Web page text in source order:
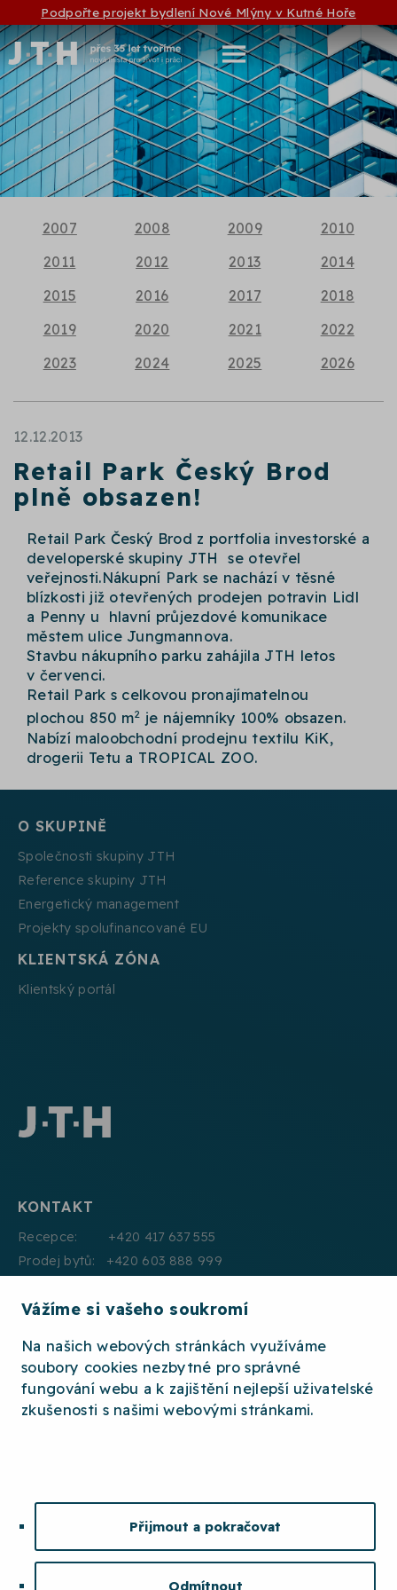
Vážíme si vašeho soukromí
Na našich webových stránkách využíváme
soubory cookies nezbytné pro správné
fungování webu a k zajištění nejlepší uživatelské
zkušenosti s našimi webovými stránkami.
Přijmout a pokračovat
Odmítnout
Podpořte projekt bydlení Nové Mlýny v Kutné Hoře
2007 2008 2009
2010
2011
2012 2013
2014
2015
2016 2017
2018
2019
2020 2021
2022
2023
2024 2025 2026
12.12.2013
Retail Park Český Brod
plně obsazen!
Retail Park Český Brod z portfolia investorské a
developerské skupiny JTH se otevřel
veřejnosti.Nákupní Park se nachází v těsné
blízkosti již otevřených prodejen potravin Lidl
a Penny u hlavní průjezdové komunikace
městem ulice Jungmannova.
Stavbu nákupního parku zahájila JTH letos
v červenci.
Retail Park s celkovou pronajímatelnou
plochou 850 m2 je nájemníky 100% obsazen.
Nabízí maloobchodní prodejnu textilu KiK,
drogerii Tetu a TROPICAL ZOO.
O SKUPINĚ
Společnosti skupiny JTH
Reference skupiny JTH
Energetický management
Projekty spolufinancované EU
KLIENTSKÁ ZÓNA
Klientský portál
KONTAKT
Recepce: +420 417 637 555
Prodej bytů: +420 603 888 999
E:mail: info@jth.cz
2026 © JTH
ETICKÝ KODEX
MAPA STRÁNEK